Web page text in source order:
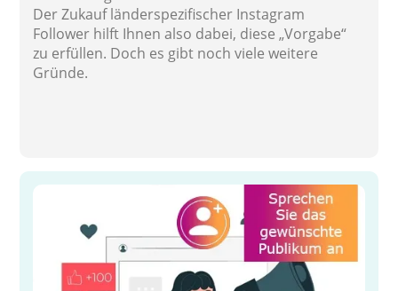
Der Zukauf länderspezifischer Instagram
Follower hilft Ihnen also dabei, diese „Vorgabe“
zu erfüllen. Doch es gibt noch viele weitere
Gründe.